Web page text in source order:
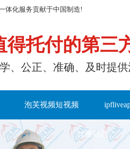
定一体化服务贡献于中国制造!
得托付的第三
、公正、准确、及
泡芙视频短视频
计量动态